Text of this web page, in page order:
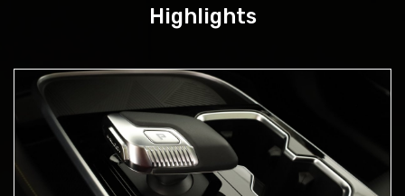
Highlights